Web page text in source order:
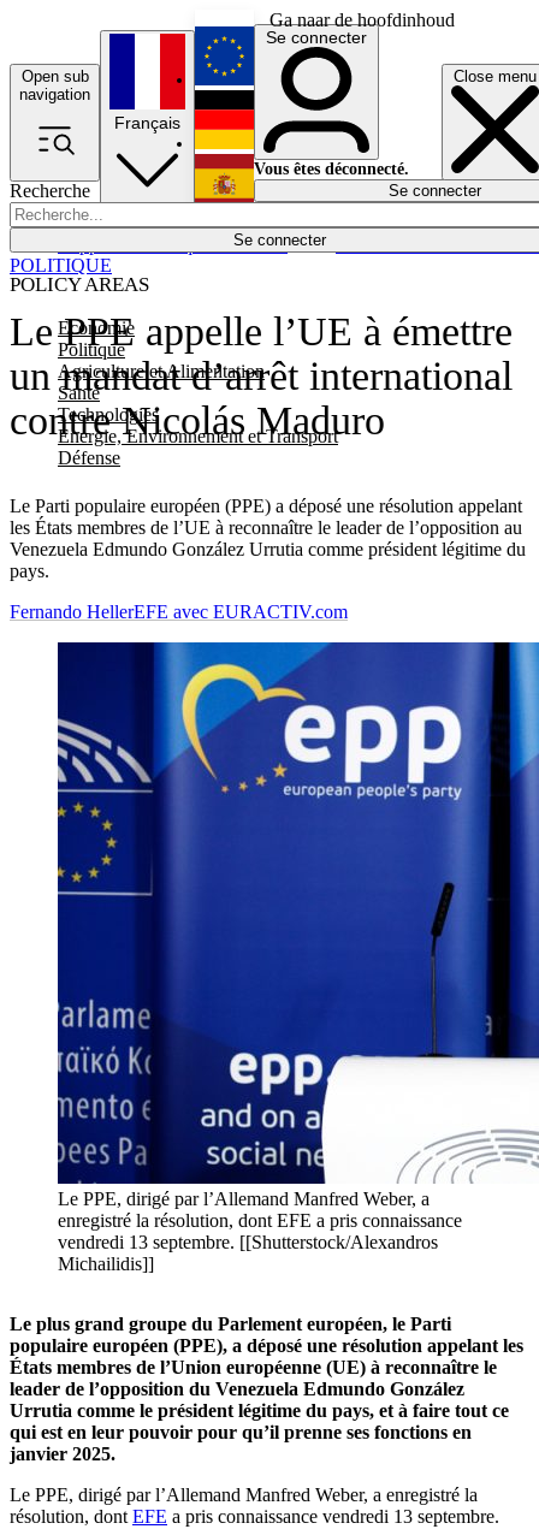
Ga naar de hoofdinhoud
Open sub
navigation
Close menu
Recherche
Se connecter
POLICY AREAS
Economie
Politique
Agriculture et Alimentation
Santé
Technologies
Energie, Environnement et Transport
Défense
Économie
Français
English
Deutsch
Español
Se connecter
Vous êtes déconnecté.
Se connecter
Le PPE appelle l’UE à émettre
un mandat d’arrêt international
contre Nicolás Maduro
Le Parti populaire européen (PPE) a déposé une résolution appelant
les États membres de l’UE à reconnaître le leader de l’opposition au
Venezuela Edmundo González Urrutia comme président légitime du
pays.
POLITIQUE
Fernando HellerEFE avec EURACTIV.com
Le PPE, dirigé par l’Allemand Manfred Weber, a
enregistré la résolution, dont EFE a pris connaissance
vendredi 13 septembre. [[Shutterstock/Alexandros
Michailidis]]
Le plus grand groupe du Parlement européen, le Parti
populaire européen (PPE), a déposé une résolution appelant les
États membres de l’Union européenne (UE) à reconnaître le
leader de l’opposition du Venezuela Edmundo González
Urrutia comme le président légitime du pays, et à faire tout ce
qui est en leur pouvoir pour qu’il prenne ses fonctions en
janvier 2025.
Le PPE, dirigé par l’Allemand Manfred Weber, a enregistré la
résolution, dont EFE a pris connaissance vendredi 13 septembre.